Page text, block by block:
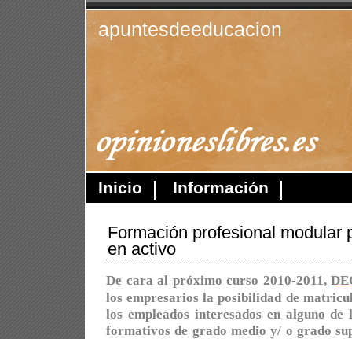
apuntesdeeducacion
Inicio Información
Formación profesional modular
en activo
De cara al próximo curso 2010-2011,
los empresarios la posibilidad de
los empleados interesados en alguno
formativos de grado medio y/ o grado